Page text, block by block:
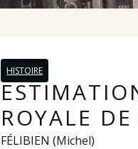
HISTOIRE
ROYALE
FÉLIBIEN (Michel)